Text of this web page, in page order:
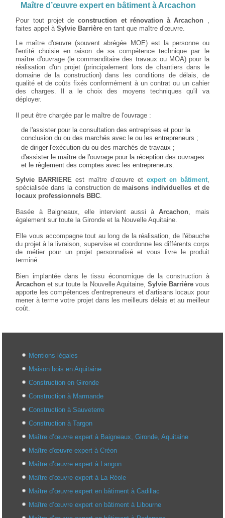
Maître d’œuvre expert en bâtiment à Arcachon
Pour tout projet deconstruction et rénovation à Arcachon
faites appel àSylvie Barrière en tant que maître d'œuvre.
Le maître d'œuvre (souvent abrégée MOE) est la personne ou
l'entité choisie en raison de sa compétence technique par le
maître d'ouvrage (le commanditaire des travaux ou MOA) pour la
réalisation d'un projet (principalement lors de chantiers dans le
domaine de la construction) dans les conditions de délais, de
qualité et de coûts fixés conformément à un contrat ou un cahier
des charges. Il a le choix des moyens techniques qu'il va
déployer.
Il peut être chargée par le maître de l'ouvrage :
de l'assister pour la consultation des entreprises et pour la
conclusion du ou des marchés avec le ou les entrepreneurs ;
de diriger l'exécution du ou des marchés de travaux ;
d'assister le maître de l'ouvrage pour la réception des ouvrages
et le règlement des comptes avec les entrepreneurs.
Sylvie BARRIERE est maître d’œuvre et expert en bâtiment,
spécialisée dans la construction de maisons individuelles et de
locaux professionnels BBC
Basée à Baigneaux, elle intervient aussi àArcachon , mais
également sur toute la Gironde et la Nouvelle Aquitaine.
Elle vous accompagne tout au long de la réalisation, de l'ébauche
du projet à la livraison, supervise et coordonne les différents corps
de métier pour un projet personnalisé et vous livre le produit
terminé.
Bien implantée dans le tissu économique de la construction à
Arcachon et sur toute la Nouvelle Aquitaine, Sylvie Barrièrevous
apporte les compétences d'entrepreneurs et d'artisans locaux pour
mener à terme votre projet dans les meilleurs délais et au meilleur
coût.
Mentions légales
Maison bois en Aquitaine
Construction en Gironde
Construction à Marmande
Construction à Sauveterre
Construction à Targon
Maître d’œuvre expert à Baigneaux, Gironde, Aquitaine
Maître d'œuvre expert à Créon
Maître d’œuvre expert à Langon
Maître d’œuvre expert à La Réole
Maître d’œuvre expert en bâtiment à Cadillac
Maître d’œuvre expert en bâtiment à Libourne